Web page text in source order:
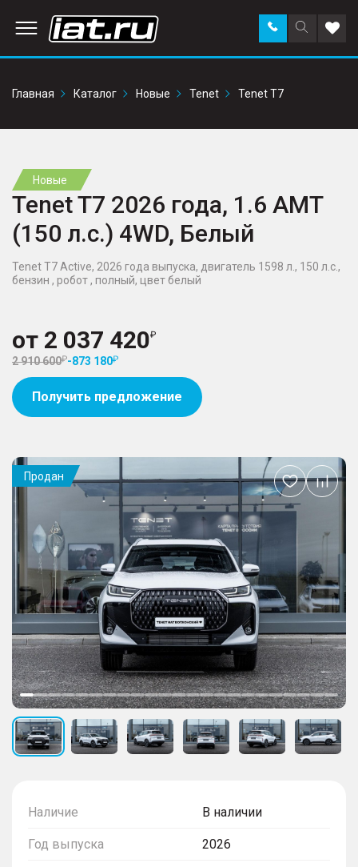
Поиск
по
Заказать
звонок в
Главная
Каталог Новые Tenet Tenet T7
Новые
Tenet T7 2026 года, 1.6 AMT
(150 л.с.) 4WD, Белый
Tenet T7 Active, 2026 года выпуска, двигатель 1598 л., 150 л.с.,
бензин , робот , полный, цвет белый
от 2 037 420
2 910 600 -873 180
Получить предложение
Наличие В наличии
Год выпуска 2026
Продан
Добавить
в
избранное